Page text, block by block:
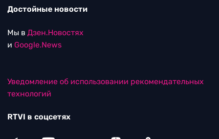
Достойные новости
Мы в Дзен.Новостях
и Google.News
Уведомление об использовании рекомендательных
технологий
RTVI в соцсетях